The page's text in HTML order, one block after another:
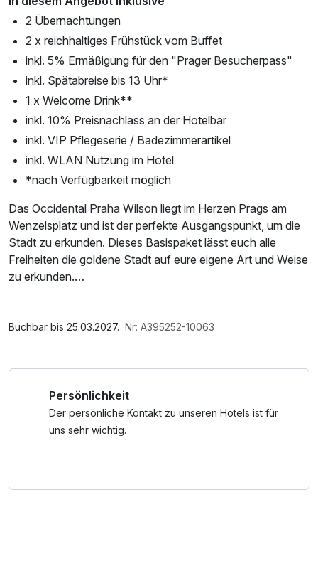
2 Übernachtungen
2 x reichhaltiges Frühstück vom Buffet
inkl. 5% Ermäßigung für den "Prager Besucherpass"
inkl. Spätabreise bis 13 Uhr*
1 x Welcome Drink**
inkl. 10% Preisnachlass an der Hotelbar
inkl. VIP Pflegeserie / Badezimmerartikel
inkl. WLAN Nutzung im Hotel
*nach Verfügbarkeit möglich
Das Occidental Praha Wilson liegt im Herzen Prags am
Wenzelsplatz und ist der perfekte Ausgangspunkt, um die
Stadt zu erkunden. Dieses Basispaket lässt euch alle
Freiheiten die goldene Stadt auf eure eigene Art und Weise
zu erkunden.
**Glas vom Sekt oder ein alkoholfreies Getränk
Besucherpass mit einem Hotelcode.
Erleben Sie den Komfort unbegrenzter Fahrten durch ganz
Prag, besuchen Sie einzigartige historische Denkmäler,
1 x Welcome Drink, W-LAN Nutzung / Internetnutzung,
Buchbar bis 25.03.2027. Nr: A395252-10063
Persönlichkeit
Der persönliche Kontakt zu unseren Hotels ist für
uns sehr wichtig.